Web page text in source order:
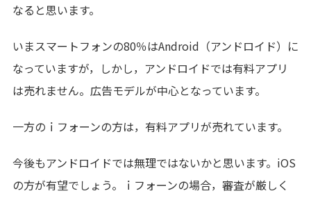
なると思います。
いまスマートフォンの80％はAndroid（アンドロイド）に
なっていますが，しかし，アンドロイドでは有料アプリ
は売れません。広告モデルが中心となっています。
一方のｉフォーンの方は，有料アプリが売れています。
今後もアンドロイドでは無理ではないかと思います。iOS
の方が有望でしょう。ｉフォーンの場合，審査が厳しく